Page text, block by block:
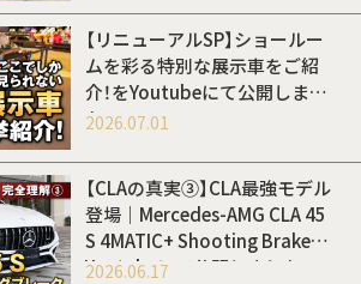
【リニューアルSP】ショールー
ムを彩る特別な展示車をご紹
介！をYoutubeにて公開しまし
た
2026.07.01
【CLAの真実③】CLA最強モデル
登場｜Mercedes-AMG CLA 45
S 4MATIC+ Shooting Brakeを
Youtubeにて公開しました
2026.06.17